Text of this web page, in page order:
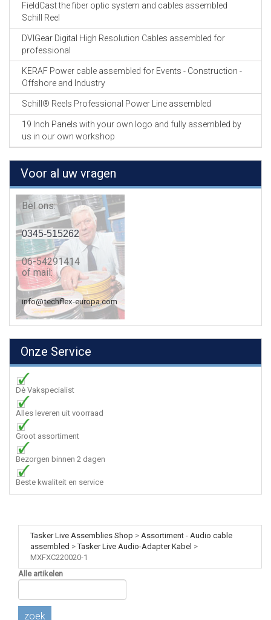
FieldCast the fiber optic system and cables assembled
Schill Reel
DVIGear Digital High Resolution Cables assembled for
professional
KERAF Power cable assembled for Events - Construction -
Offshore and Industry
Schill® Reels Professional Power Line assembled
19 Inch Panels with your own logo and fully assembled by
us in our own workshop
Voor al uw vragen
Bel ons:
0345-515262
06-54291414
of mail:
info@techflex-europa.com
Onze Service
Dè Vakspecialist
Alles leveren uit voorraad
Groot assortiment
Bezorgen binnen 2 dagen
Beste kwaliteit en service
Tasker Live Assemblies Shop > Assortiment - Audio cable
assembled >Tasker Live Audio-Adapter Kabel >
MXFXC220020-1
Alle artikelen
zoek